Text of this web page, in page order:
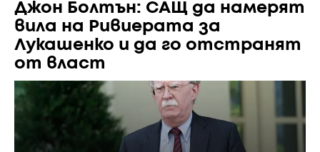
Джон Болтън: САЩ да намерят
вила на Ривиерата за
Лукашенко и да го отстранят
от власт